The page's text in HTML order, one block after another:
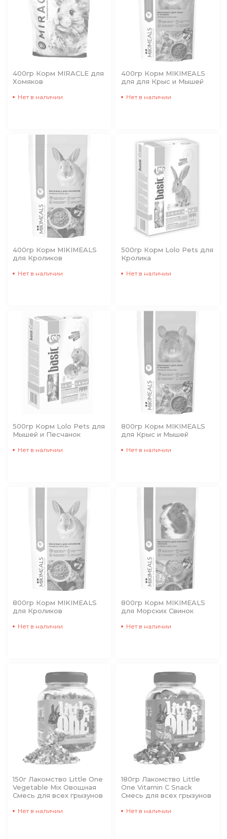
400гр Корм MIRACLE для
Хомяков
Нет в наличии
400гр Корм MIKIMEALS
для для Крыс и Мышей
Нет в наличии
400гр Корм MIKIMEALS
для Кроликов
Нет в наличии
500гр Корм Lolo Pets для
Кролика
Нет в наличии
500гр Корм Lolo Pets для
Мышей и Песчанок
Нет в наличии
800гр Корм MIKIMEALS
для Крыс и Мышей
Нет в наличии
800гр Корм MIKIMEALS
для Кроликов
Нет в наличии
800гр Корм MIKIMEALS
для Морских Свинок
Нет в наличии
150г Лакомство Little One
Vegetable Mix Овощная
Смесь для всех грызунов
Нет в наличии
180гр Лакомство Little
One Vitamin C Snack
Cмесь для всех грызунов
Нет в наличии